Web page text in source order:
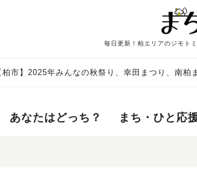
毎日更新！柏エリアのジモト
柏市】2025年みんなの秋祭り、幸田まつり、南柏
あなたはどっち？ まち・ひと応